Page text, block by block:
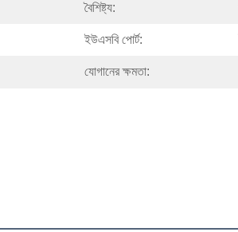
বৈশিষ্ট্য:
ইউএসবি পোর্ট:
যোগানের ক্ষমতা: